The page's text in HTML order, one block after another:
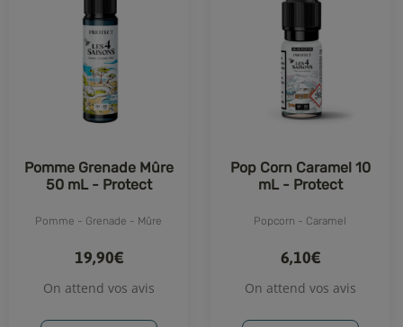
Pomme Grenade Mûre
50 mL - Protect
Pomme - Grenade - Mûre
19,90€
On attend vos avis
Pop Corn Caramel 10
mL - Protect
Popcorn - Caramel
6,10€
On attend vos avis